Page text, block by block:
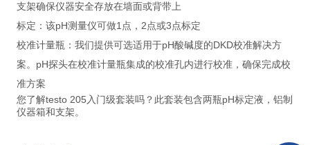
支架确保仪器安全存放在墙面或背带上
标定：该pH测量仪可做1点，2点或3点标定
校准计量瓶：我们提供可选适用于pH酸碱度的DKD校准解决方
案。pH探头在校准计量瓶集成的校准孔内进行校准，确保完成校
准方案
您了解testo 205入门级套装吗？此套装包含两瓶pH标定液，铝制
仪器箱和支架。